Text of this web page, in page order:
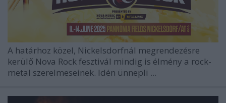
A határhoz közel, Nickelsdorfnál megrendezésre
kerülő Nova Rock fesztivál mindig is élmény a rock-
metal szerelmeseinek. Idén ünnepli ...